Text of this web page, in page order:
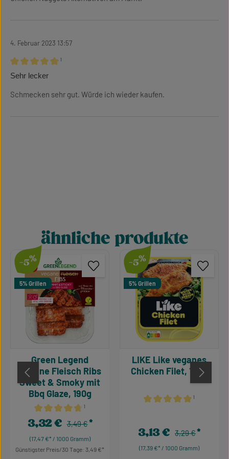
4. Februar 2023 13:57
Bewertung mit 5 von 5 Sternen
¹
Sehr lecker
Schmecken sehr gut. Würde ich wieder kaufen.
Produktgalerie überspringen
ähnliche produkte
-5%
5% Grillen
Durchschnittliche Bewertung von 4.64 von 5 Sternen
¹
Green Legend
Vegane Fleisch Ribs
Sweet & Smoky mit
Bbq Glaze, 190g
(17,47 €* / 1000 Gramm)
Verkaufspreis:
3,32 € Regulärer Preis:
3,49 €
Günstigster Preis/30 Tage: 3,49 €
-5%
5% Grillen
¹
LIKE Like veganes
Chicken Filet, 180g
(17,39 €* / 1000 Gramm)
Verkaufspreis:
3,13 € Regulärer Preis:
3,29 €